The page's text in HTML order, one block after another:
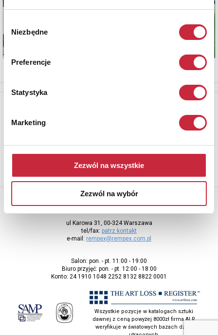
zgody
Niezbędne
Preferencje
Statystyka
Marketing
Zezwól na wszystkie
Zezwól na wybór
Aby otrzymywać informacje o nowych aukcjach, prosimy podać
ul Karowa 31, 00-324 Warszawa
tel/fax: patrz kontakt
e-mail: rempex@rempex.com.pl
Salon: pon. - pt. 11:00 - 19:00
Biuro przyjęć: pon. - pt. 12:00 - 18:00
Konto: 24 1910 1048 2252 8132 8822 0001
Wszystkie pozycje w katalogach sztuki
dawnej z ceną powyżej 8000zł firma ALR
weryfikuje w światowych bazach dzieł